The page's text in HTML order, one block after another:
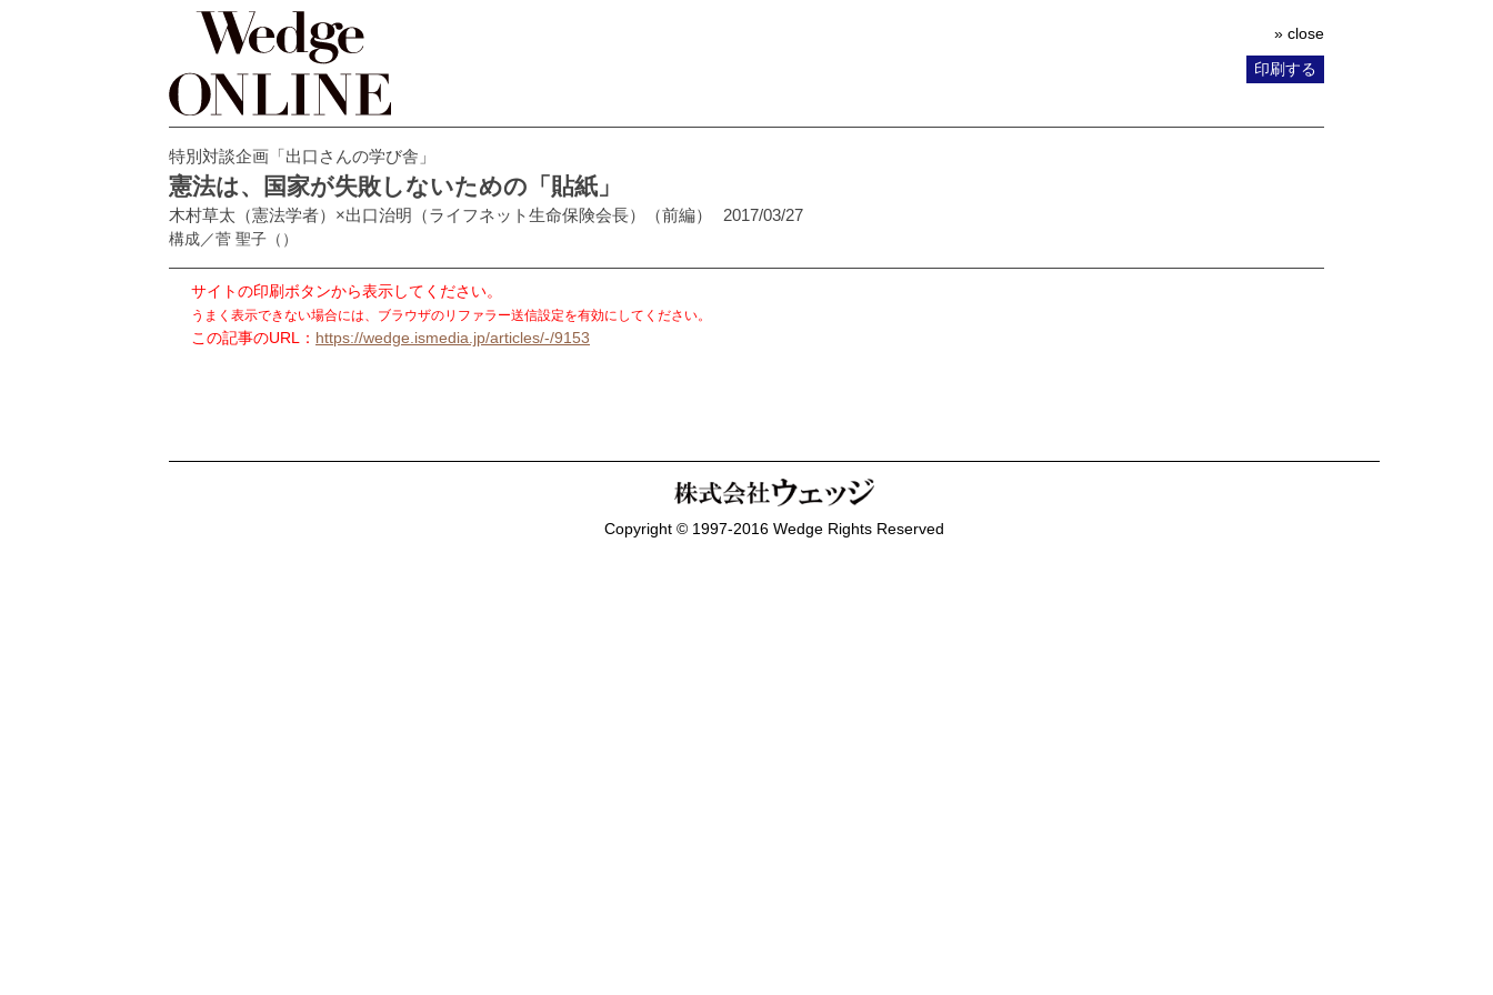
» close
印刷する
特別対談企画「出口さんの学び舎」
憲法は、国家が失敗しないための「貼紙」
木村草太（憲法学者）×出口治明（ライフネット生命保険会長）（前編） 2017/03/27
構成／菅 聖子 （）
サイトの印刷ボタンから表示してください。
うまく表示できない場合には、ブラウザのリファラー送信設定を有効にしてください。
この記事のURL： https://wedge.ismedia.jp/articles/-/9153
Copyright © 1997-2016 Wedge Rights Reserved